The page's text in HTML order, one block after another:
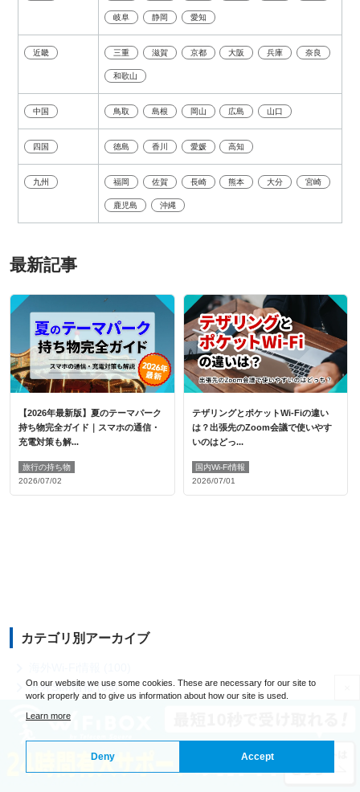
岐阜 静岡 愛知
近畿 三重 滋賀 京都 大阪 兵庫 奈良
和歌山
中国 鳥取 島根 岡山 広島 山口
四国 徳島 香川 愛媛 高知
九州 福岡 佐賀 長崎 熊本 大分 宮崎
鹿児島 沖縄
最新記事
【2026年最新版】夏のテーマパーク
持ち物完全ガイド｜スマホの通信・
充電対策も解...
旅行の持ち物
2026/07/02
テザリングとポケットWi-Fiの違い
は？出張先のZoom会議で使いやす
いのはどっ...
国内Wi-Fi情報
2026/07/01
カテゴリ別アーカイブ
海外SIM情報 (83)

旅行の持ち物 (28)
その他お役立ち情報 (10)
On our website we use some cookies. These are necessary for our site to
work properly and to give us information about how our site is used.
Learn more
Deny Accept